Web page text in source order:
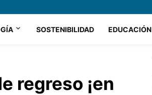
SOSTENIBILIDAD EDUCACIÓN
regreso ¡en